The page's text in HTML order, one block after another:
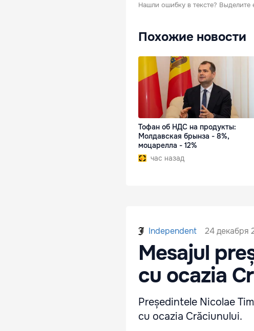
Нашли ошибку в тексте? Выделите
Похожие новости
Тофан об НДС на продукты:
Молдавская брынза - 8%,
моцарелла - 12%
час назад
Independent 24 декабря
Mesajul
cu ocazia
Președintele Nicolae
cu ocazia Crăciunului.